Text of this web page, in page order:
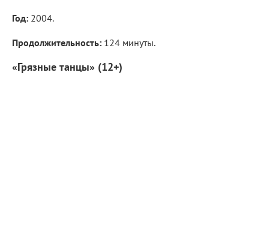
Год: 2004.
Продолжительность: 124 минуты.
«Грязные танцы» (12+)